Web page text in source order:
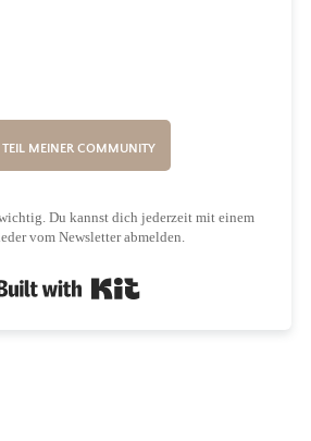
MEINER COMMUNITY
Du kannst dich jederzeit mit einem
vom Newsletter abmelden.